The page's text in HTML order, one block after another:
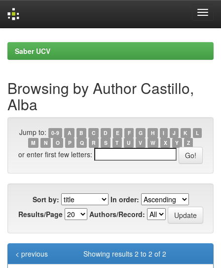
navigationSaber UCV
Browsing by Author Castillo,
Alba
Jump to: 0-9 A B C D E F G H I J K
L
M
N O P Q R S T U V W X Y Z
or enter first few letters:
Sort by:
In order:
Results/Page
Authors/Record:
Showing results 2 to 2 of 2
< previous